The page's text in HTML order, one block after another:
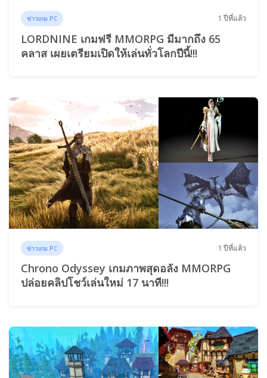
ข่าวเกม PC 1 ปีที่แล้ว
LORDNINE เกมฟรี MMORPG มีมากถึง 65
คลาส เผยเตรียมเปิดให้เล่นทั่วโลกปีนี้!!!
ข่าวเกม PC 1 ปีที่แล้ว
Chrono Odyssey เกมภาพสุดอลัง MMORPG
ปล่อยคลิปโชว์เล่นใหม่ 17 นาที!!!